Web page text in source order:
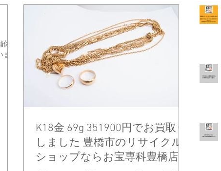
対応できますので遠く...
業
せ
K18金 69g 351900円でお買取り
しました 豊橋市のリサイクル
ショップならお宝専科豊橋店